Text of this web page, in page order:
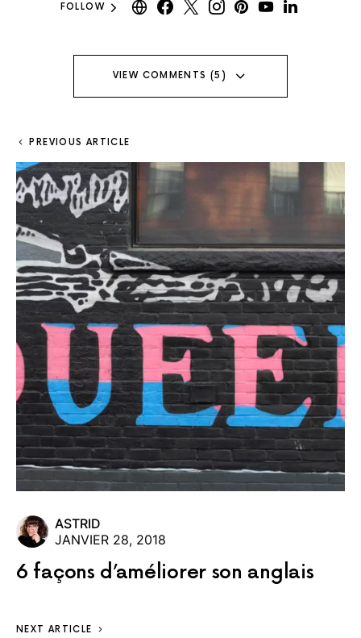
FOLLOW
VIEW COMMENTS (5)
PREVIOUS ARTICLE
ASTRID
JANVIER 28, 2018
6 façons d’améliorer son anglais
NEXT ARTICLE